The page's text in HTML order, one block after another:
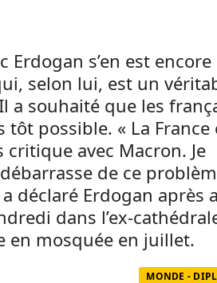
s’en est
selon lui, est un
a souhaité que les
possible. « La France
avec Macron. Je
de ce
déclaré Erdogan après
dans l’ex-
en mosquée en juillet.
MONDE -